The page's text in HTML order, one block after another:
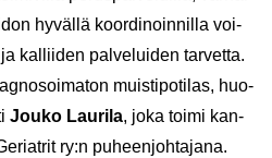
hy­väl­lä koor­di­noin­nil­la voi­
kal­lii­den pal­ve­lui­den tar­vet­ta.
muis­ti­po­ti­las, huo­
Jouko Lau­ri­la, joka toimi kan­
ry:n pu­heen­joh­ta­ja­na.